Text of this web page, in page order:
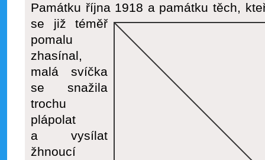
Památku října 1918 a památku těch,
se již téměř
pomalu
zhasínal,
malá svíčka
se snažila
trochu
plápolat
a vysílat
žhnoucí